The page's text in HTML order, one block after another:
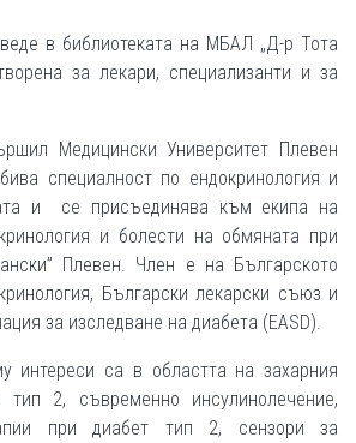
в библиотеката на МБАЛ „Д-р Тота
за лекари, специализанти и за
Медицински Университет Плевен
специалност по ендокринология и
и се присъединява към екипа на
и болести на обмяната при
Плевен. Член е на Българското
Български лекарски съюз и
за изследване на диабета (EASD).
интереси са в областта на захарния
2, съвременно инсулинолечение,
при диабет тип 2, сензори за